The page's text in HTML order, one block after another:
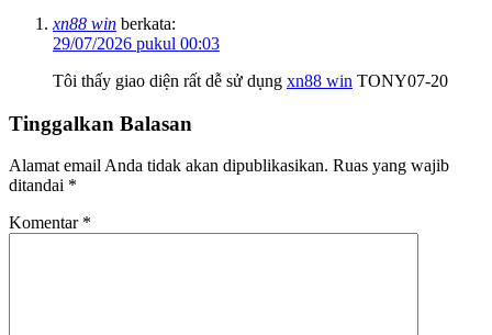
xn88 win berkata:
29/07/2026 pukul 00:03
Tôi thấy giao diện rất dễ sử dụng xn88 win TONY07-20
Tinggalkan Balasan
Alamat email Anda tidak akan dipublikasikan. Ruas yang wajib
ditandai *
Komentar *